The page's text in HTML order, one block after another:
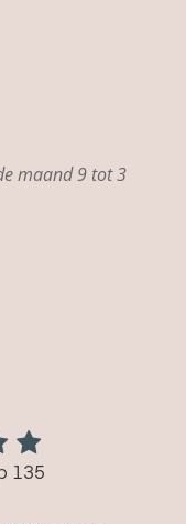
maand 9 tot 3